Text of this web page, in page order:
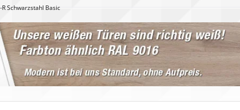
Schwarzstahl Basic